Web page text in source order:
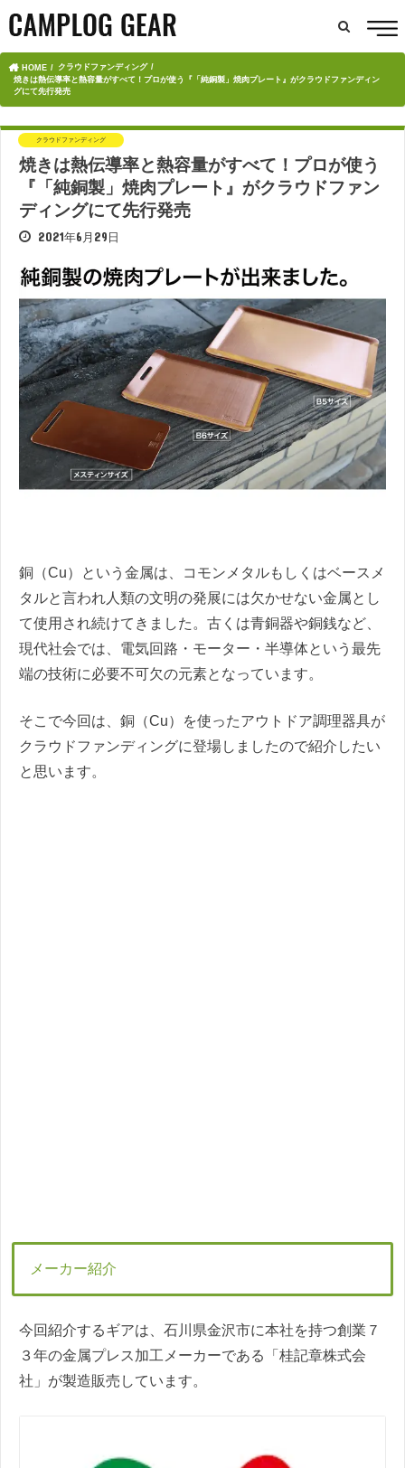
HOME
クラウドファンディング
焼きは熱伝導率と熱容量がすべて！プロが使う『「純銅製」焼肉プレート』がクラウドファンディン
グにて先行発売
クラウドファンディング
焼きは熱伝導率と熱容量がすべて！プロが使う
『「純銅製」焼肉プレート』がクラウドファン
ディングにて先行発売
2021年6月29日
銅（Cu）という金属は、コモンメタルもしくはベースメ
タルと言われ人類の文明の発展には欠かせない金属とし
て使用され続けてきました。古くは青銅器や銅銭など、
現代社会では、電気回路・モーター・半導体という最先
端の技術に必要不可欠の元素となっています。
そこで今回は、銅（Cu）を使ったアウトドア調理器具が
クラウドファンディングに登場しましたので紹介したい
と思います。
メーカー紹介
今回紹介するギアは、石川県金沢市に本社を持つ創業７
３年の金属プレス加工メーカーである「桂記章株式会
社」が製造販売しています。